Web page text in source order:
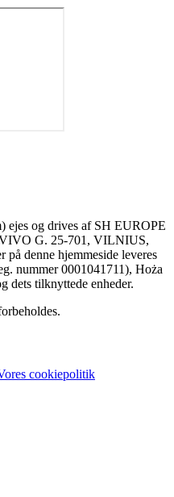
ejes og drives af SH EUROPE
G. 25-701, VILNIUS,
denne hjemmeside leveres
nummer 0001041711), Hoża
dets tilknyttede enheder.
cookiepolitik